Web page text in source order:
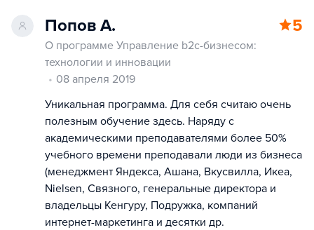
Попов А. 5
О программе Управление b2c-бизнесом:
технологии и инновации
08 апреля 2019
Уникальная программа. Для себя считаю очень
полезным обучение здесь. Наряду с
академическими преподавателями более 50%
учебного времени преподавали люди из бизнеса
(менеджмент Яндекса, Ашана, Вкусвилла, Икеа,
Nielsen, Связного, генеральные директора и
владельцы Кенгуру, Подружка, компаний
интернет-маркетинга и десятки др.